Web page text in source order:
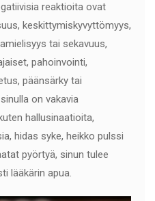
reaktioita ovat
keskittymiskyvyttömyys,
tai sekavuus,
pahoinvointi,
päänsärky tai
on vakavia
hallusinaatioita,
hidas syke, heikko pulssi
pyörtyä, sinun tulee
lääkärin apua.